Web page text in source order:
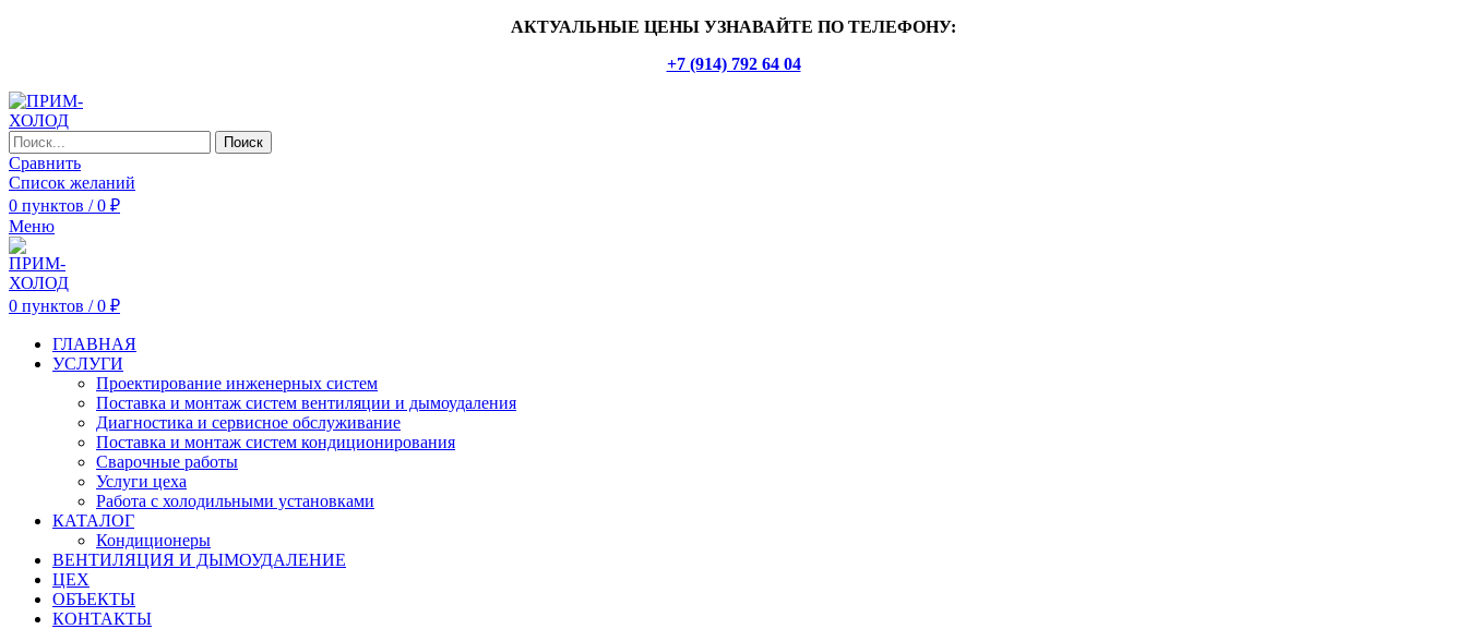
АКТУАЛЬНЫЕ ЦЕНЫ УЗНАВАЙТЕ ПО ТЕЛЕФОНУ:
+7 (914) 792 64 04
Поиск
Сравнить
Список желаний
0 пунктов / 0 ₽
Меню
0 пунктов / 0 ₽
ГЛАВНАЯ
УСЛУГИ
Проектирование инженерных систем
Поставка и монтаж систем вентиляции и дымоудаления
Диагностика и сервисное обслуживание
Поставка и монтаж систем кондиционирования
Сварочные работы
Услуги цеха
Работа с холодильными установками
КАТАЛОГ
Кондиционеры
ВЕНТИЛЯЦИЯ И ДЫМОУДАЛЕНИЕ
ЦЕХ
ОБЪЕКТЫ
КОНТАКТЫ